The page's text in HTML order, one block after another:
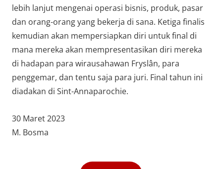
lebih lanjut mengenai operasi bisnis, produk, pasar
dan orang-orang yang bekerja di sana. Ketiga finalis
kemudian akan mempersiapkan diri untuk final di
mana mereka akan mempresentasikan diri mereka
di hadapan para wirausahawan Fryslân, para
penggemar, dan tentu saja para juri. Final tahun ini
diadakan di Sint-Annaparochie.
30 Maret 2023
M. Bosma